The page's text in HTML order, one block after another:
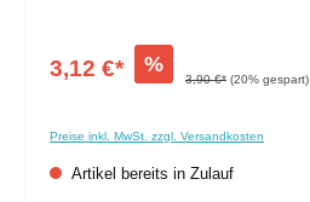
3,12 €* %
3,90 €* (20% gespart)
Preise inkl. MwSt. zzgl. Versandkosten
Artikel bereits in Zulauf